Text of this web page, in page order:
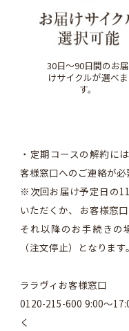
30日～90日間のお届
けサイクルが選べま
す。
・定期コースの解約には
客様窓口へのご連絡が必
※次回お届け予定日の11
いただくか、 お客様窓
それ以降のお手続きの
（注文停止）となります。
ララヴィお客様窓口
0120-215-600 9:00～
く